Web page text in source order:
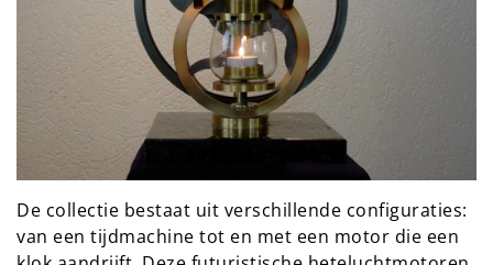
De collectie bestaat uit verschillende configuraties:
van een tijdmachine tot en met een motor die een